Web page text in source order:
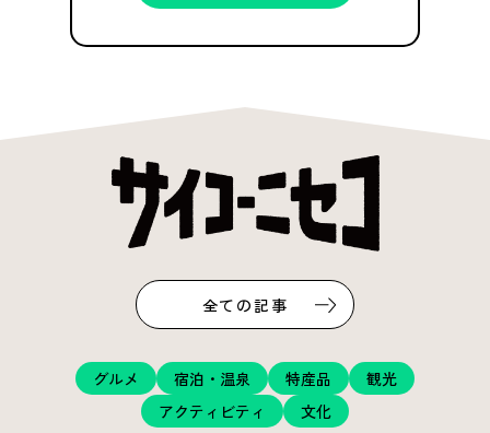
全ての記事
グルメ 宿泊・温泉 特産品
観光
アクティビティ
文化